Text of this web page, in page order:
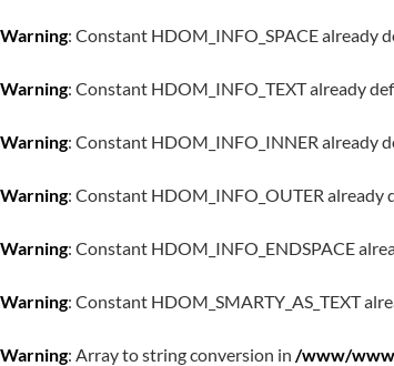
Warning: Constant HDOM_INFO_SPACE already
Warning: Constant HDOM_INFO_TEXT already
Warning: Constant HDOM_INFO_INNER already
Warning: Constant HDOM_INFO_OUTER already
Warning: Constant HDOM_INFO_ENDSPACE
Warning: Constant HDOM_SMARTY_AS_TEXT
Warning: Array to string conversion in /www/